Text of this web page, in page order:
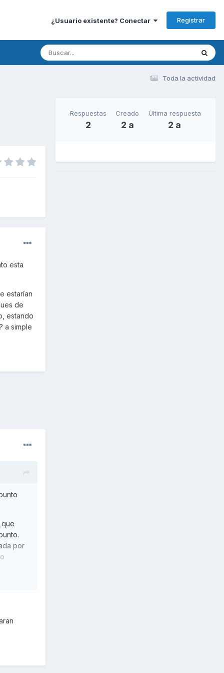
¿Usuario existente? Conectar Registrar
Toda la actividad
esta
estarían
de
estando
a simple
por
Respuestas
2
Creado
2 a
Última respuesta
2 a